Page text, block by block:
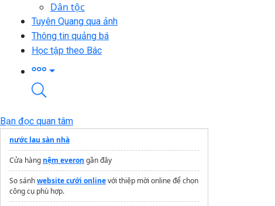
Dân tộc
Tuyên Quang qua ảnh
Thông tin quảng bá
Học tập theo Bác
Bạn đọc quan tâm
nước lau sàn nhà
Cửa hàng nệm everon gần đây
So sánhwebsite cưới onlinevới thiệp mời online để chọn
công cụ phù hợp.